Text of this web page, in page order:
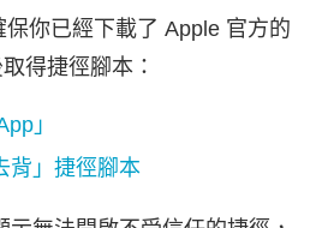
你已經下載了 Apple 官方的
得捷徑腳本：
」
背」捷徑腳本